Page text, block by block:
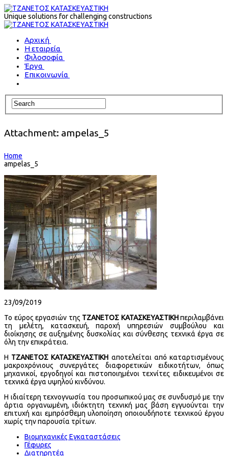
Unique solutions for challenging constructions
Αρχική
Η εταιρεία
Φιλοσοφία
Έργα
Επικοινωνία
Attachment: ampelas_5
Home
ampelas_5
23/09/2019
Το εύρος εργασιών της ΤΖΑΝΕΤΟΣ ΚΑΤΑΣΚΕΥΑΣΤΙΚΗπεριλαμβάνει
τη μελέτη, κατασκευή, παροχή υπηρεσιών συμβούλου και
διοίκησης σε αυξημένης δυσκολίας και σύνθεσης τεχνικά έργα σε
όλη την επικράτεια.
Η ΤΖΑΝΕΤΟΣ ΚΑΤΑΣΚΕΥΑΣΤΙΚΗ αποτελείται από καταρτισμένους
μακροχρόνιους συνεργάτες διαφορετικών ειδικοτήτων, όπως
μηχανικοί, εργοδηγοί και πιστοποιημένοι τεχνίτες ειδικευμένοι σε
τεχνικά έργα υψηλού κινδύνου.
Η ιδιαίτερη τεχνογνωσία του προσωπικού μας σε συνδυσμό με την
άρτια οργανωμένη, ιδιόκτητη τεχνική μας βάση εγγυούνται την
επιτυχή και εμπρόσθεμη υλοποίηση οποιουδήποτε τεχνικού έργου
χωρίς την παρουσία τρίτων.
Βιομηχανικές Εγκαταστάσεις
Γέφυρες
Διατηρητέα